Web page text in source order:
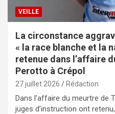
VEILLE
La circonstance
« la race blanche et la
retenue dans l’affaire
Perotto à Crépol
27 juillet 2026 Rédaction
Dans l’affaire du meurtre de
juges d’instruction ont